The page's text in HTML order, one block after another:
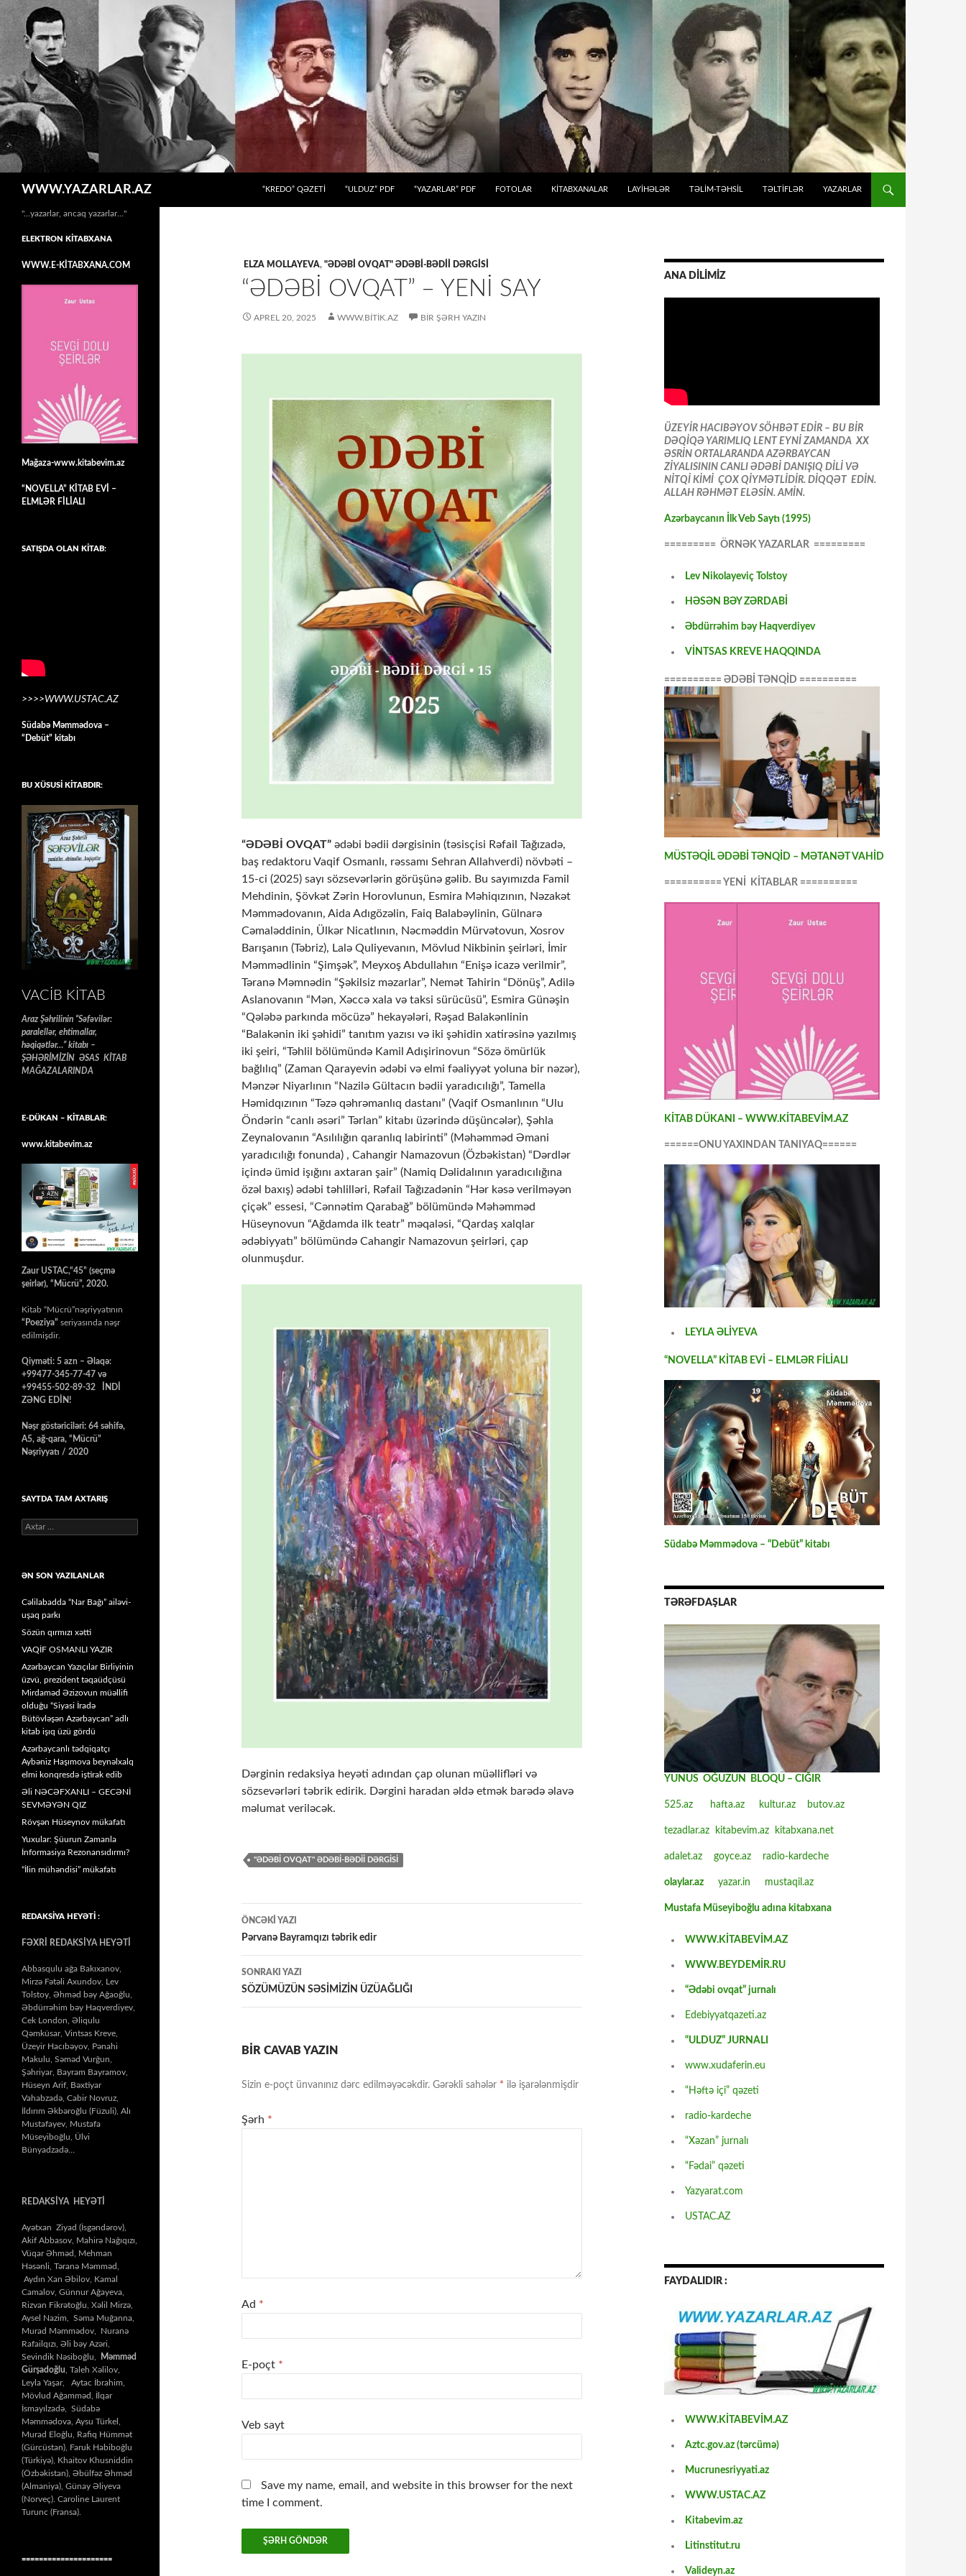
WWW.YAZARLAR.AZ
“KREDO” QƏZETİ
“ULDUZ” PDF “YAZARLAR” PDF FOTOLAR KİTABXANALAR LAYİHƏLƏR TƏLIM-TƏHSIL TƏLTİFLƏR YAZARLAR
ELZA MOLLAYEVA, "ƏDƏBİ OVQAT" ƏDƏBİ-BƏDİİ DƏRGİSİ
“ƏDƏBİ OVQAT” – YENİ SAY
APREL 20, 2025 WWW.BITIK.AZ BIR ŞƏRH YAZIN
“ƏDƏBİ OVQAT” ədəbi bədii dərgisinin (təsisçisi Rəfail Tağızadə,
baş redaktoru Vaqif Osmanlı, rəssamı Sehran Allahverdi) növbəti –
15-ci (2025) sayı sözsevərlərin görüşünə gəlib. Bu sayımızda Famil
Mehdinin, Şövkət Zərin Horovlunun, Esmira Məhiqızının, Nəzakət
Məmmədovanın, Aida Adıgözəlin, Faiq Balabəylinin, Gülnarə
Cəmaləddinin, Ülkər Nicatlının, Nəcməddin Mürvətovun, Xosrov
Barışanın (Təbriz), Lalə Quliyevanın, Mövlud Nikbinin şeirləri, İmir
Məmmədlinin “Şimşək”, Meyxoş Abdullahın “Enişə icazə verilmir”,
Təranə Məmnədin “Şəkilsiz məzarlar”, Nemət Tahirin “Dönüş”, Adilə
Aslanovanın “Mən, Xəccə xala və taksi sürücüsü”, Esmira Günəşin
“Qələbə parkında möcüzə” hekayələri, Rəşad Balakənlinin
“Balakənin iki şəhidi” tanıtım yazısı və iki şəhidin xatirəsinə yazılmış
iki şeiri, “Təhlil bölümündə Kamil Adışirinovun “Sözə ömürlük
bağlılıq” (Zaman Qarayevin ədəbi və elmi fəaliyyət yoluna bir nəzər),
Mənzər Niyarlının “Nazilə Gültacın bədii yaradıcılığı”, Tamella
Həmidqızının “Təzə qəhrəmanlıq dastanı” (Vaqif Osmanlının “Ulu
Öndərin “canlı əsəri” Tərlan” kitabı üzərində düşüncələr), Şəhla
Zeynalovanın “Asılılığın qaranlıq labirinti” (Məhəmməd Əmani
yaradıcılığı fonunda) , Cahangir Namazovun (Özbəkistan) “Dərdlər
içində ümid işığını axtaran şair” (Namiq Dəlidalının yaradıcılığına
özəl baxış) ədəbi təhlilləri, Rəfail Tağızadənin “Hər kəsə verilməyən
çiçək” essesi, “Cənnətim Qarabağ” bölümündə Məhəmməd
Hüseynovun “Ağdamda ilk teatr” məqaləsi, “Qardaş xalqlar
ədəbiyyatı” bölümündə Cahangir Namazovun şeirləri, çap
olunmuşdur.
Dərginin redaksiya heyəti adından çap olunan müəllifləri və
sözsevərləri təbrik edirik. Dərgini haradan əldə etmək barədə əlavə
məlumat veriləcək.
"ƏDƏBİ OVQAT" ƏDƏBI-BƏDII DƏRGISI
Yazılar
üzrə
naviqasiya
ÖNCƏKI YAZI
Pərvanə Bayramqızı təbrik edir
SONRAKI YAZI
SÖZÜMÜZÜN SƏSİMİZİN ÜZÜAĞLIĞI
BIR CAVAB YAZIN
Sizin e-poçt ünvanınız dərc edilməyəcəkdir. Gərəkli sahələr * ilə işarələnmişdir
Şərh *
Ad *
E-poçt *
Veb sayt
Save my name, email, and website in this browser for the next
time I comment.
ANA DİLİMİZ
ÜZEYİR HACIBƏYOV SÖHBƏT EDİR – BU BİR
DƏQİQƏ YARIMLIQ LENT EYNİ ZAMANDA XX
ƏSRİN ORTALARANDA AZƏRBAYCAN
ZİYALISININ CANLI ƏDƏBİ DANIŞIQ DİLİ VƏ
NİTQİ KİMİ ÇOX QİYMƏTLİDİR. DİQQƏT EDİN.
ALLAH RƏHMƏT ELƏSİN. AMİN.
Azərbaycanın İlk Veb Saytı (1995)
========= ÖRNƏK YAZARLAR =========
Lev Nikolayeviç Tolstoy
HƏSƏN BƏY ZƏRDABİ
Əbdürrəhim bəy Haqverdiyev
VİNTSAS KREVE HAQQINDA
========== ƏDƏBİ TƏNQİD ==========
MÜSTƏQİL ƏDƏBİ TƏNQİD – MƏTANƏT VAHİD
========== YENİ KİTABLAR ==========
KİTAB DÜKANI – WWW.KİTABEVİM.AZ
======ONU YAXINDAN TANIYAQ======
LEYLA ƏLİYEVA
“NOVELLA” KİTAB EVİ – ELMLƏR FİLİALI
Südabə Məmmədova – “Debüt” kitabı
TƏRƏFDAŞLAR
YUNUS OĞUZUN BLOQU – CIĞIR
525.az hafta.az kultur.az butov.az
tezadlar.az kitabevim.az kitabxana.net
adalet.az goyce.az radio-kardeche
olaylar.az yazar.in mustaqil.az
Mustafa Müseyiboğlu adına kitabxana
WWW.KİTABEVİM.AZ
WWW.BEYDEMİR.RU
“Ədəbi ovqat” jurnalı
Edebiyyatqazeti.az
“ULDUZ” JURNALI
www.xudaferin.eu
“Həftə içi” qəzeti
radio-kardeche
“Xəzan” jurnalı
“Fədai” qəzeti
Yazyarat.com
USTAC.AZ
FAYDALIDIR :
WWW.KİTABEVİM.AZ
Aztc.gov.az (tərcümə)
Mucrunesriyyati.az
WWW.USTAC.AZ
Kitabevim.az
Litinstitut.ru
Valideyn.az
"…yazarlar, ancaq yazarlar…"
ELEKTRON KİTABXANA
WWW.E-KİTABXANA.COM
Mağaza-www.kitabevim.az
“NOVELLA” KİTAB EVİ –
ELMLƏR FİLİALI
SATIŞDA OLAN KİTAB:
>>>>WWW.USTAC.AZ
Südabə Məmmədova –
“Debüt” kitabı
BU XÜSUSİ KİTABDIR:
VACIB KITAB
Araz Şəhrilinin “Səfəvilər:
paralellər, ehtimallar,
həqiqətlər…” kitabı –
ŞƏHƏRİMİZİN ƏSAS KİTAB
MAĞAZALARINDA
E-DÜKAN – KİTABLAR:
www.kitabevim.az
Zaur USTAC,“45” (seçmə
şeirlər), “Mücrü”, 2020.
Kitab “Mücrü”nəşriyyatının
“Poeziya” seriyasında nəşr
edilmişdir.
Qiyməti: 5 azn – Əlaqə:
+99477-345-77-47 və
+99455-502-89-32 İNDİ
ZƏNG EDİN!
Nəşr göstəriciləri: 64 səhifə,
A5, ağ-qara, “Mücrü”
Nəşriyyatı / 2020
SAYTDA TAM AXTARIŞ
Axtarış:
ƏN SON YAZILANLAR
Cəlilabadda “Nar Bağı” ailəvi-
uşaq parkı
Sözün qırmızı xətti
VAQİF OSMANLI YAZIR
Azərbaycan Yazıçılar Birliyinin
üzvü, prezident təqaüdçüsü
Mirdaməd Əzizovun müəllifi
olduğu “Siyasi İradə
Bütövləşən Azərbaycan” adlı
kitab işıq üzü gördü
Azərbaycanlı tədqiqatçı
Aybəniz Haşımova beynəlxalq
elmi konqresdə iştirak edib
Əli NƏCƏFXANLI – GECƏNİ
SEVMƏYƏN QIZ
Rövşən Hüseynov mükafatı
Yuxular: Şüurun Zamanla
İnformasiya Rezonansıdırmı?
“İlin mühəndisi” mükafatı
REDAKSİYA HEYƏTİ :
FƏXRİ REDAKSİYA HEYƏTİ
Abbasqulu ağa Bakıxanov,
Mirzə Fətəli Axundov, Lev
Tolstoy, Əhməd bəy Ağaoğlu,
Əbdürrəhim bəy Haqverdiyev,
Cek London, Əliqulu
Qəmküsar, Vintsas Kreve,
Üzeyir Hacıbəyov, Pənahi
Makulu, Səməd Vurğun,
Şəhriyar, Bayram Bayramov,
Hüseyn Arif, Bəxtiyar
Vahabzadə, Cabir Novruz,
İldırım Əkbəroğlu (Füzuli), Alı
Mustafayev, Mustafa
Müseyiboğlu, Ülvi
Bünyadzadə…
REDAKSİYA HEYƏTİ
Ayətxan Ziyad (İsgəndərov),
Akif Abbasov, Mahirə Nağıqızı,
Vüqar Əhməd, Mehman
Həsənli, Təranə Məmməd,
Aydın Xan Əbilov, Kamal
Camalov, Günnur Ağayeva,
Rizvan Fikrətoğlu, Xəlil Mirzə,
Aysel Nazim, Səma Muğanna,
Murad Məmmədov, Nuranə
Rafailqızı, Əli bəy Azəri,
Sevindik Nəsiboğlu,
Məmməd
Gürşadoğlu , Taleh Xəlilov,
Leyla Yaşar, Aytac İbrahim,
Mövlud Ağamməd, İlqar
İsmayılzadə, Südabə
Məmmədova, Aysu Türkel,
Murad Eloğlu, Rafiq Hümmət
(Gürcüstan), Faruk Habiboğlu
(Türkiyə), Khaitov Khusniddin
(Özbəkistan), Əbülfəz Əhməd
(Almaniya), Günay Əliyeva
(Norveç). Caroline Laurent
Turunc (Fransa).
=====================